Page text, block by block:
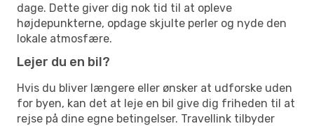
dage. Dette giver dig nok tid til at opleve
højdepunkterne, opdage skjulte perler og nyde den
lokale atmosfære.
Lejer du en bil?
Hvis du bliver længere eller ønsker at udforske uden
for byen, kan det at leje en bil give dig friheden til at
rejse på dine egne betingelser. Travellink tilbyder